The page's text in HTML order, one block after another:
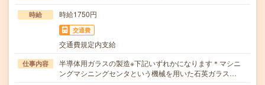
時給 時給1750円
交通費
交通費規定内支給
仕事内容
半導体用ガラスの製造※下記いずれかになります＊マシニ
ングマシニングセンタという機械を用いた石英ガラス…